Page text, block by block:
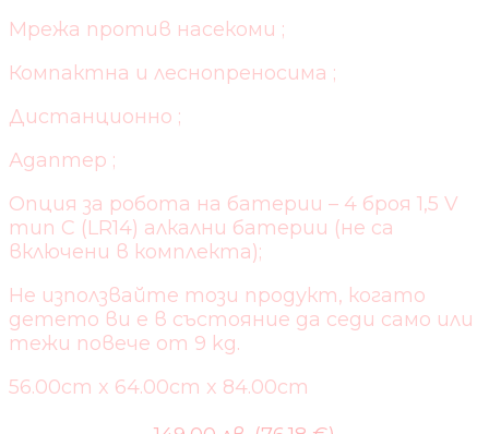
Мрежа против насекоми ;
Компактна и леснопреносима ;
Дистанционно ;
Адаптер ;
Опция за робота на батерии – 4 броя 1,5 V
тип C (LR14) алкални батерии (не са
включени в комплекта);
Не използвайте този продукт, когато
детето ви е в състояние да седи само или
тежи повече от 9 kg.
56.00cm x 64.00cm x 84.00cm